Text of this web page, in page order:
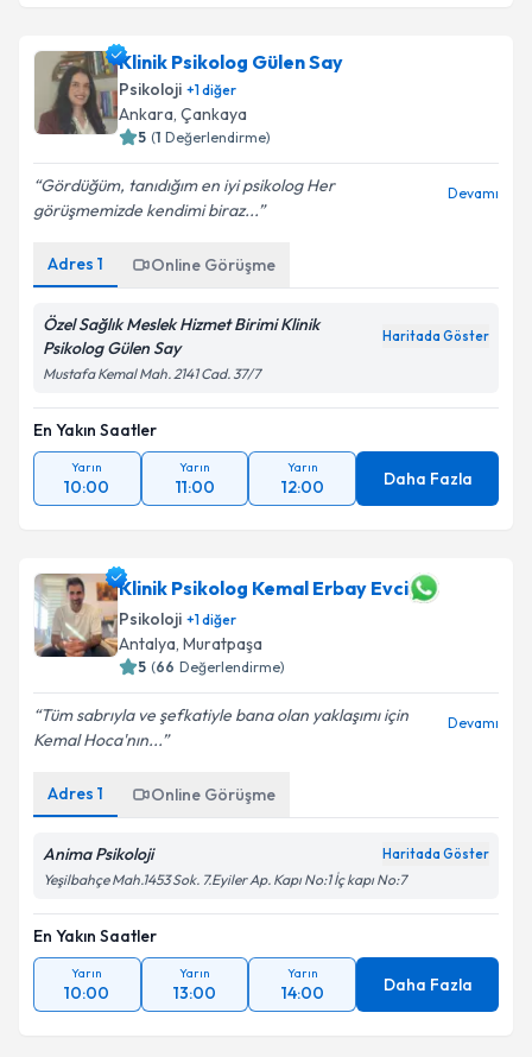
Klinik Psikolog Gülen Say
Psikoloji +1diğer
Ankara, Çankaya
5 (1 Değerlendirme)
Gördüğüm, tanıdığım en iyi psikolog Her
görüşmemizde kendimi biraz...
Devamı
Adres 1 Online Görüşme
Özel Sağlık Meslek Hizmet Birimi Klinik
Psikolog Gülen Say
Haritada Göster
Mustafa Kemal Mah. 2141 Cad. 37/7
En Yakın Saatler
Yarın
10:00
Yarın
11:00
Yarın
12:00 Daha Fazla
Klinik Psikolog Kemal Erbay Evci
Psikoloji +1diğer
Antalya, Muratpaşa
5 (66 Değerlendirme)
Tüm sabrıyla ve şefkatiyle bana olan yaklaşımı için
Kemal Hoca'nın...
Devamı
Adres 1 Online Görüşme
Anima Psikoloji Haritada Göster
Yeşilbahçe Mah.1453 Sok. 7.Eyiler Ap. Kapı No:1 İç kapı No:7
En Yakın Saatler
Yarın
10:00
Yarın
13:00
Yarın
14:00 Daha Fazla